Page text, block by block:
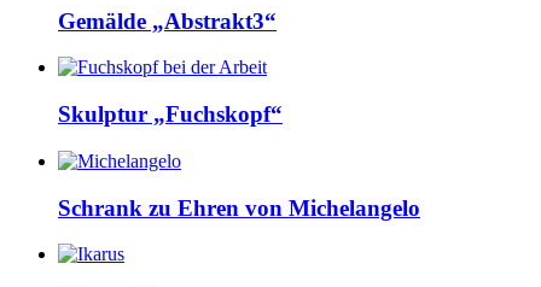
Gemälde „Abstrakt3“
Skulptur „Fuchskopf“
Schrank zu Ehren von Michelangelo